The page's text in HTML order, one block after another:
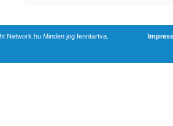
Network.hu Minden jog fenntartva.